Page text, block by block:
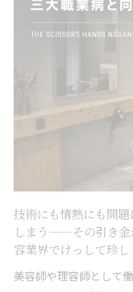
根性が足りな
けでもありま
ンワークの
原因がありま
美容師 理容
底解説
手荒れや腰
美容師の腱
続けられない
手荒れは"最多"の
り、放置するほど
技術にも情熱にも問
しまう——その引き金
容業界でけっして珍し
美容師や理容師として